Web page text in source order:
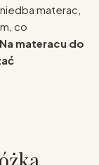
materac,
co
Na materacu do